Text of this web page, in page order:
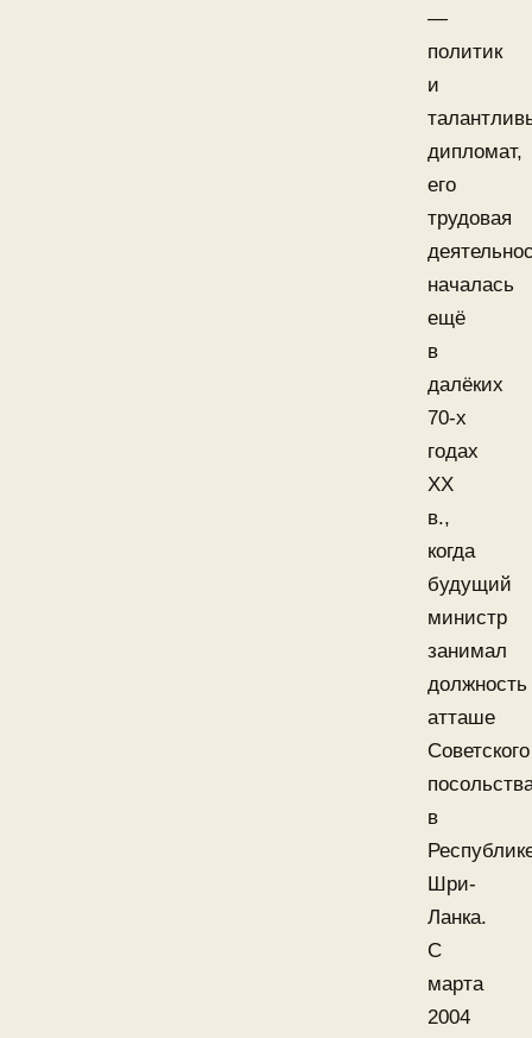
—
политик
и
дипломат,
его
трудовая
началась
ещё
в
далёких
70-х
годах
XX
в.,
когда
будущий
министр
занимал
должность
атташе
Советского
в
Шри-
Ланка.
С
марта
2004